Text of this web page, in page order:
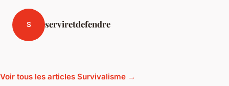
S serviretdefendre
Voir tous les articles Survivalisme →